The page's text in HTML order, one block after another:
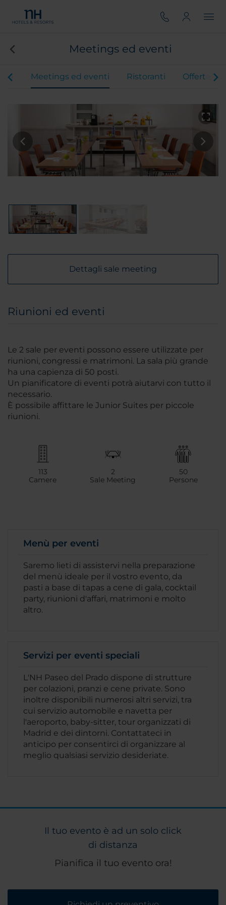
Meetings ed eventi
Meetings ed eventi Ristoranti Offerte
Dettagli sale meeting
Riunioni ed eventi
Le 2 sale per eventi possono essere utilizzate per
riunioni, congressi e matrimoni. La sala più grande
ha una capienza di 50 posti.
Un pianificatore di eventi potrà aiutarvi con tutto il
necessario.
È possibile affittare le Junior Suites per piccole
riunioni.
113
Camere
2
Sale Meeting
50
Persone
Menù per eventi
Saremo lieti di assistervi nella preparazione
del menù ideale per il vostro evento, da
pasti a base di tapas a cene di gala, cocktail
party, riunioni d'affari, matrimoni e molto
altro.
Servizi per eventi speciali
L'NH Paseo del Prado dispone di strutture
per colazioni, pranzi e cene private. Sono
inoltre disponibili numerosi altri servizi, tra
cui servizio automobile e navetta per
l'aeroporto, baby-sitter, tour organizzati di
Madrid e dei dintorni. Contattateci in
anticipo per consentirci di organizzare al
meglio qualsiasi servizio desideriate.
Il tuo evento è ad un solo click
di distanza
Pianifica il tuo evento ora!